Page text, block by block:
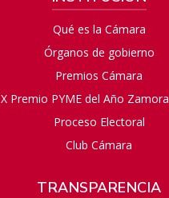
Qué es la Cámara
Órganos de gobierno
Premios Cámara
X Premio PYME del Año
Proceso Electoral
Club Cámara
TRANSPARENCIA